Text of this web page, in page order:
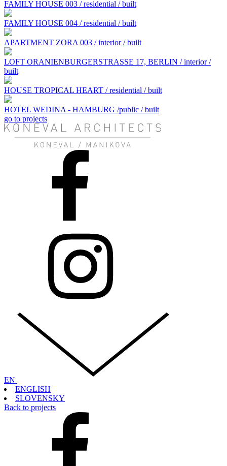
FAMILY HOUSE 003 / residential / built
FAMILY HOUSE 004 / residential / built
APARTMENT ZORA 003 / interior / built
LOFT ORANIENBURGERSTRASSE 17, BERLIN / interior /
built
HOUSE TROPICAL HEART / residential / built
HOTEL WEDINA - HAMBURG /public / built
go to projects
EN
ENGLISH
SLOVENSKY
Back to projects